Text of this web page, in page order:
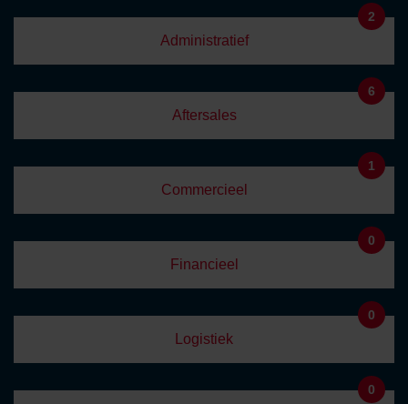
Administratief
2
Aftersales
6
Commercieel
1
Financieel
0
Logistiek
0
0